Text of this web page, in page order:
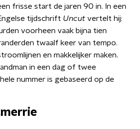
frisse start de jaren 90 in. In een
tijdschrift Uncut vertelt hij:
voorheen vaak bijna tien
twaalf keer van tempo.
en makkelijker maken.
in een dag of twee
nummer is gebaseerd op de